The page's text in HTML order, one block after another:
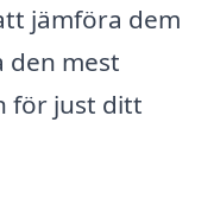
jämföra dem
den mest
för just ditt